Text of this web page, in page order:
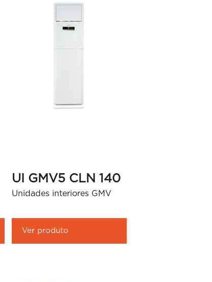
UI GMV5 CLN 140
Unidades interiores GMV
Ver produto